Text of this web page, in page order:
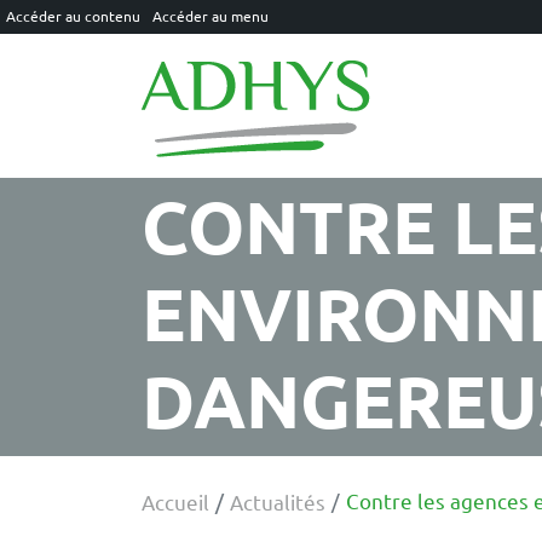
Accéder au contenu Accéder au menu
CONTRE
Accueil Actualités Contre les agences